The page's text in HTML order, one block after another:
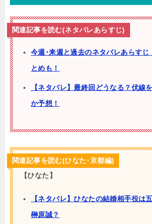
関連記事を読む(ネタバレあらすじ)
今週･来週と過去のネタバレあらすじ
とめも！
【ネタバレ】最終回どうなる？伏線
か予想！
関連記事を読む(ひなた･京都編)
【ひなた】
【ネタバレ】ひなたの結婚相手役は
榊原誠？